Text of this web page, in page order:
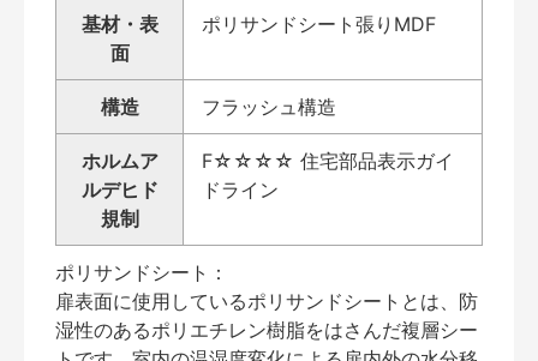
基材・表
面
ポリサンドシート張りMDF
構造 フラッシュ構造
ホルムア
ルデヒド
規制
F☆☆☆☆ 住宅部品表示ガイ
ドライン
ポリサンドシート：
扉表面に使用しているポリサンドシートとは、防
湿性のあるポリエチレン樹脂をはさんだ複層シー